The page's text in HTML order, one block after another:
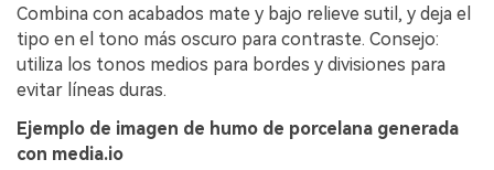
Combina con acabados mate y bajo relieve sutil, y deja el
tipo en el tono más oscuro para contraste. Consejo:
utiliza los tonos medios para bordes y divisiones para
evitar líneas duras.
Ejemplo de imagen de humo de porcelana generada
con media.io